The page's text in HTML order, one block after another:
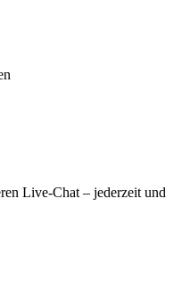
Live-Chat – jederzeit und